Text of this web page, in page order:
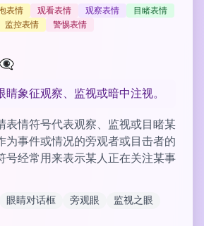
表情 观看表情 观察表情
目睹表情
监控表情
警惕表情
象征观察、监视或暗中注视。
表情符号代表观察、监视或目睹某
为事件或情况的旁观者或目击者的
号经常用来表示某人正在关注某事
眼睛对话框 旁观眼 监视之眼